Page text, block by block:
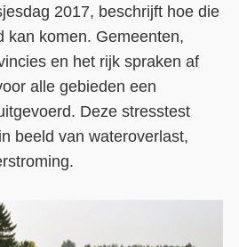
2017, beschrijft hoe die
kan komen. Gemeenten,
en het rijk spraken af
alle gebieden een
Deze stresstest
beeld van wateroverlast,